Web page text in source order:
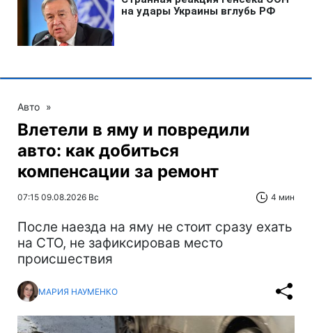
Авто »
Влетели в яму и повредили
авто: как добиться
компенсации за ремонт
07:15 09.08.2026 Вс 4 мин
После наезда на яму не стоит сразу ехать
на СТО, не зафиксировав место
происшествия
МАРИЯ НАУМЕНКО